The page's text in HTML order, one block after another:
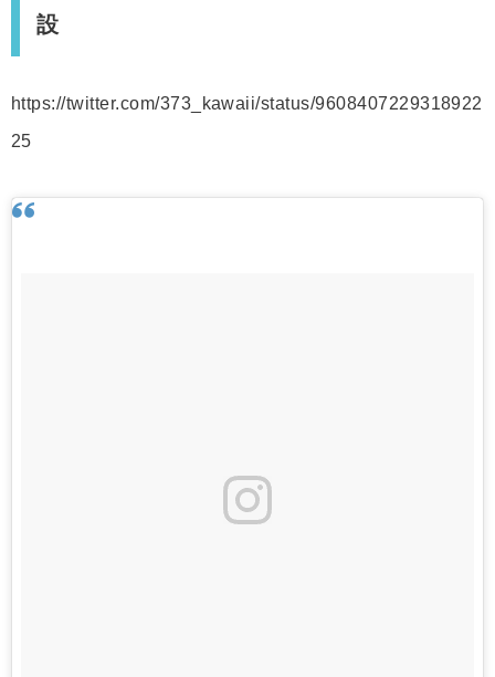
設
https://twitter.com/373_kawaii/status/9608407229318922
25